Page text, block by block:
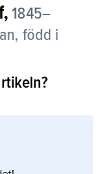
1845–
född i
vid
han